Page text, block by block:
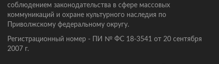
соблюдением законодательства в сфере массовых
коммуникаций и охране культурного наследия по
Приволжскому федеральному округу.
Регистрационный номер - ПИ № ФС 18-3541 от 20 сентября
2007 г.